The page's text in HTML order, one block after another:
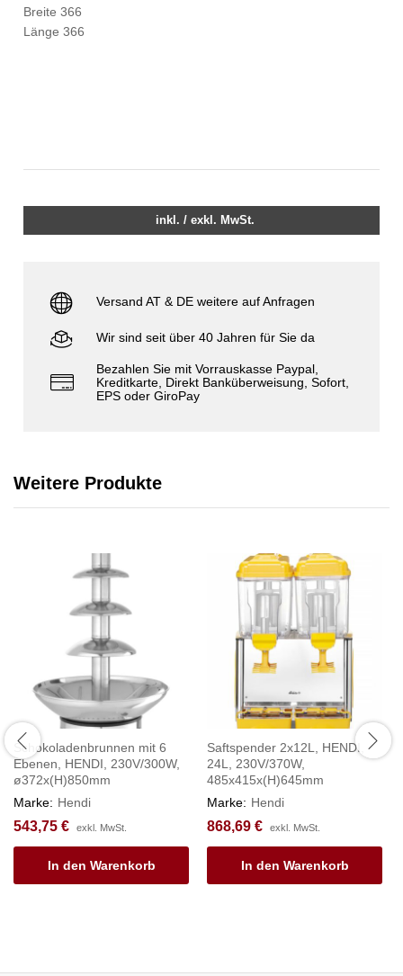
Breite 366
Länge 366
inkl. / exkl. MwSt.
Versand AT & DE weitere auf Anfragen
Wir sind seit über 40 Jahren für Sie da
Bezahlen Sie mit Vorrauskasse Paypal,
Kreditkarte, Direkt Banküberweisung, Sofort,
EPS oder GiroPay
Weitere Produkte
Schokoladenbrunnen mit 6
Ebenen, HENDI, 230V/300W,
ø372x(H)850mm
Marke: Hendi
543,75 € exkl. MwSt.
In den Warenkorb
Saftspender 2x12L, HENDI,
24L, 230V/370W,
485x415x(H)645mm
Marke: Hendi
868,69 € exkl. MwSt.
In den Warenkorb